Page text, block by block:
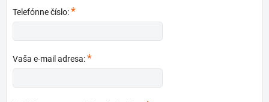
Telefónne číslo:*
Vaša e-mail adresa:*